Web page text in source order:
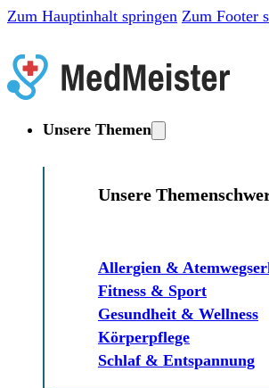
Zum Hauptinhalt springen Zum Footer
Unsere Themen
Unsere
Allergien &
Fitness & Sport
Gesundheit & Wellness
Körperpflege
Schlaf & Entspannung